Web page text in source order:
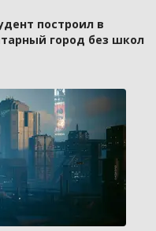
построил в
город без школ